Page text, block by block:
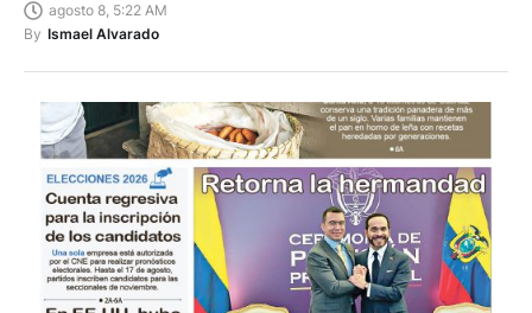
agosto 8, 5:22 AM
By Ismael Alvarado